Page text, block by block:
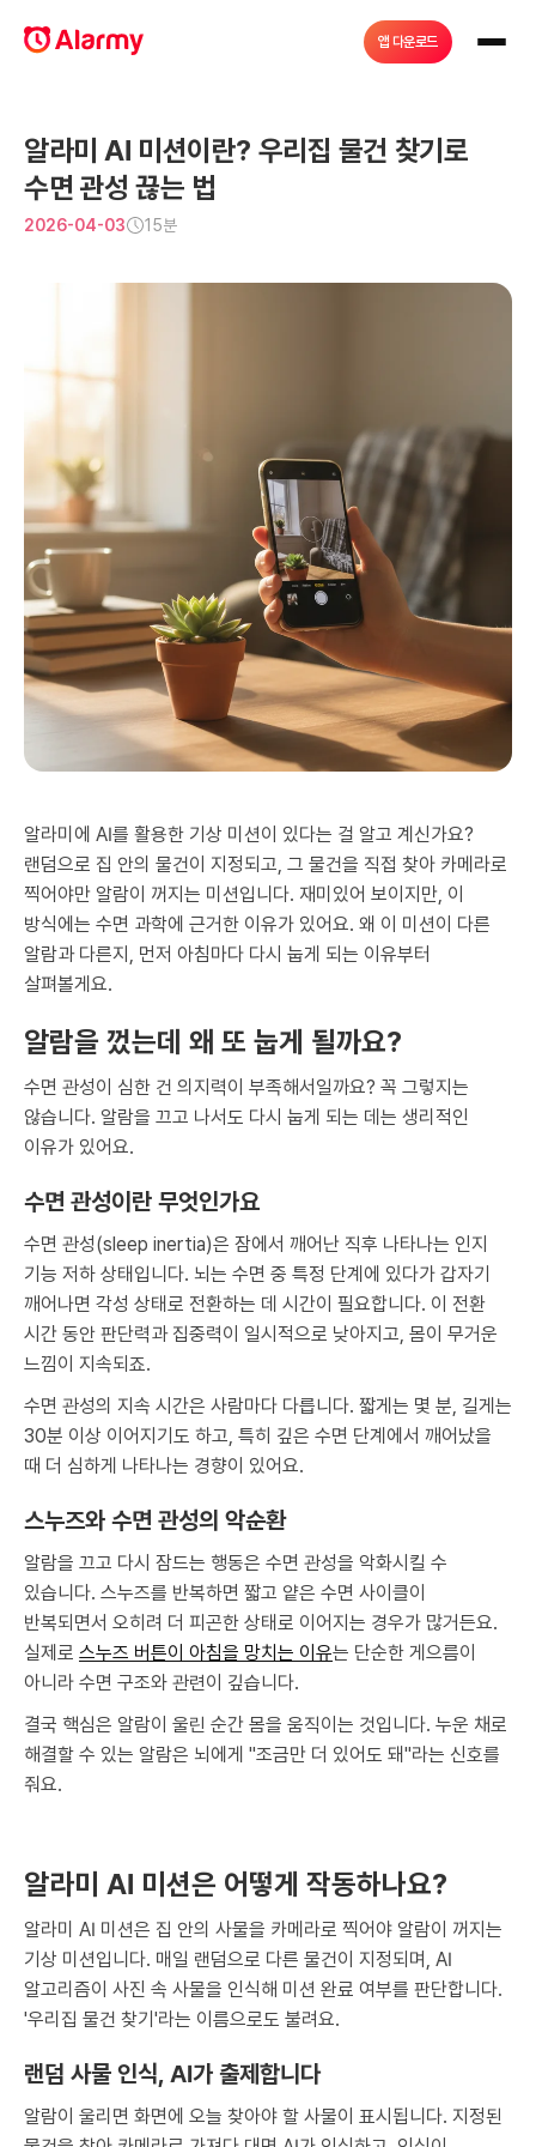
앱 다운로드
알라미 AI 미션이란? 우리집 물건 찾기로
수면 관성 끊는 법
2026-04-03 15분
알라미에 AI를 활용한 기상 미션이 있다는 걸 알고 계신가요?
랜덤으로 집 안의 물건이 지정되고, 그 물건을 직접 찾아 카메라로
찍어야만 알람이 꺼지는 미션입니다. 재미있어 보이지만, 이
방식에는 수면 과학에 근거한 이유가 있어요. 왜 이 미션이 다른
알람과 다른지, 먼저 아침마다 다시 눕게 되는 이유부터
살펴볼게요.
알람을 껐는데 왜 또 눕게 될까요?
수면 관성이 심한 건 의지력이 부족해서일까요? 꼭 그렇지는
않습니다. 알람을 끄고 나서도 다시 눕게 되는 데는 생리적인
이유가 있어요.
수면 관성이란 무엇인가요
수면 관성(sleep inertia)은 잠에서 깨어난 직후 나타나는 인지
기능 저하 상태입니다. 뇌는 수면 중 특정 단계에 있다가 갑자기
깨어나면 각성 상태로 전환하는 데 시간이 필요합니다. 이 전환
시간 동안 판단력과 집중력이 일시적으로 낮아지고, 몸이 무거운
느낌이 지속되죠.
수면 관성의 지속 시간은 사람마다 다릅니다. 짧게는 몇 분, 길게는
30분 이상 이어지기도 하고, 특히 깊은 수면 단계에서 깨어났을
때 더 심하게 나타나는 경향이 있어요.
스누즈와 수면 관성의 악순환
알람을 끄고 다시 잠드는 행동은 수면 관성을 악화시킬 수
있습니다. 스누즈를 반복하면 짧고 얕은 수면 사이클이
반복되면서 오히려 더 피곤한 상태로 이어지는 경우가 많거든요.
실제로 스누즈 버튼이 아침을 망치는 이유는 단순한 게으름이
아니라 수면 구조와 관련이 깊습니다.
결국 핵심은 알람이 울린 순간 몸을 움직이는 것입니다. 누운 채로
해결할 수 있는 알람은 뇌에게 "조금만 더 있어도 돼"라는 신호를
줘요.
알라미 AI 미션은 어떻게 작동하나요?
알라미 AI 미션은 집 안의 사물을 카메라로 찍어야 알람이 꺼지는
기상 미션입니다. 매일 랜덤으로 다른 물건이 지정되며, AI
알고리즘이 사진 속 사물을 인식해 미션 완료 여부를 판단합니다.
'우리집 물건 찾기'라는 이름으로도 불려요.
랜덤 사물 인식, AI가 출제합니다
알람이 울리면 화면에 오늘 찾아야 할 사물이 표시됩니다. 지정된